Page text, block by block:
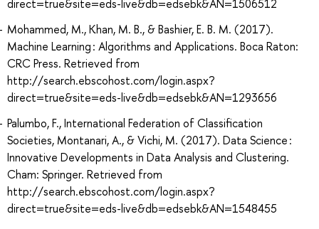
direct=true&site=eds-live&db=edsebk&AN=1506512
Mohammed, M., Khan, M. B., & Bashier, E. B. M. (2017).
Machine Learning : Algorithms and Applications. Boca Raton:
CRC Press. Retrieved from
http://search.ebscohost.com/login.aspx?
direct=true&site=eds-live&db=edsebk&AN=1293656
Palumbo, F., International Federation of Classification
Societies, Montanari, A., & Vichi, M. (2017). Data Science :
Innovative Developments in Data Analysis and Clustering.
Cham: Springer. Retrieved from
http://search.ebscohost.com/login.aspx?
direct=true&site=eds-live&db=edsebk&AN=1548455